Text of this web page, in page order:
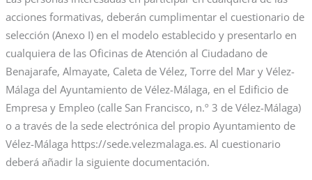
acciones formativas, deberán cumplimentar el cuestionario de
selección (Anexo I) en el modelo establecido y presentarlo en
cualquiera de las Oficinas de Atención al Ciudadano de
Benajarafe, Almayate, Caleta de Vélez, Torre del Mar y Vélez-
Málaga del Ayuntamiento de Vélez-Málaga, en el Edificio de
Empresa y Empleo (calle San Francisco, n.º 3 de Vélez-Málaga)
o a través de la sede electrónica del propio Ayuntamiento de
Vélez-Málaga https://sede.velezmalaga.es. Al cuestionario
deberá añadir la siguiente documentación.